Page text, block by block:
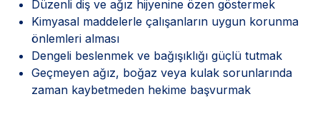
Düzenli diş ve ağız hijyenine özen göstermek
Kimyasal maddelerle çalışanların uygun korunma
önlemleri alması
Dengeli beslenmek ve bağışıklığı güçlü tutmak
Geçmeyen ağız, boğaz veya kulak sorunlarında
zaman kaybetmeden hekime başvurmak